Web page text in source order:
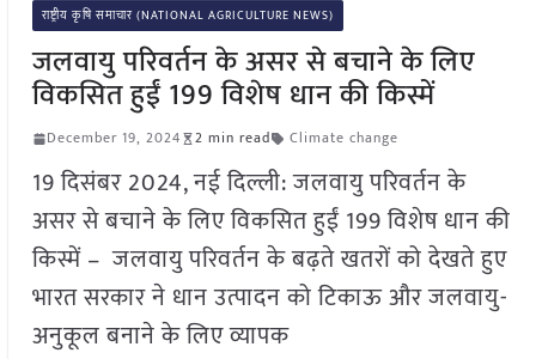
राष्ट्रीय कृषि समाचार (NATIONAL AGRICULTURE NEWS)
जलवायु परिवर्तन के असर से बचाने के लिए
विकसित हुईं 199 विशेष धान की किस्में
December 19, 2024 2 min read Climate change
19 दिसंबर 2024, नई दिल्ली: जलवायु परिवर्तन के
असर से बचाने के लिए विकसित हुईं 199 विशेष धान की
किस्में – जलवायु परिवर्तन के बढ़ते खतरों को देखते हुए
भारत सरकार ने धान उत्पादन को टिकाऊ और जलवायु-
अनुकूल बनाने के लिए व्यापक